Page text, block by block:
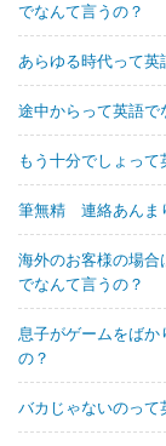
でなんて言うの？
あらゆる時代って英
途中からって英語で
もう十分でしょっ
筆無精 連絡あんま
海外のお客様の場
でなんて言うの？
息子がゲームをばか
の？
バカじゃないのって